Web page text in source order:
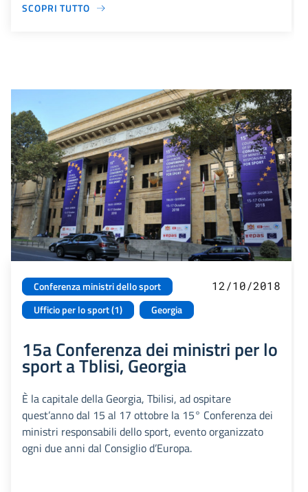
SCOPRI TUTTO
Conferenza ministri dello sport
Ufficio per lo sport (1)
Georgia
12/10/2018
15a Conferenza dei ministri per lo
sport a Tblisi, Georgia
È la capitale della Georgia, Tbilisi, ad ospitare
quest’anno dal 15 al 17 ottobre la 15° Conferenza dei
ministri responsabili dello sport, evento organizzato
ogni due anni dal Consiglio d’Europa.